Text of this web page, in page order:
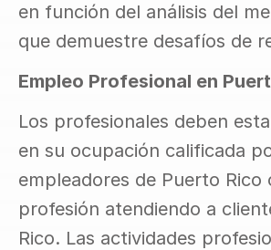
en función del análisis del
que demuestre desafíos de
Empleo Profesional en
Los profesionales deben
en su ocupación calificada
empleadores de Puerto Rico
profesión atendiendo a
Rico. Las actividades